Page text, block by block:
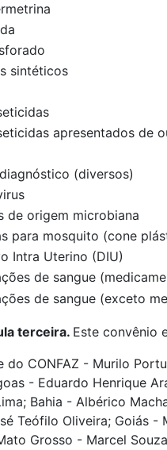
sintéticos
apresentados de
(diversos)
de origem microbiana
para mosquito (cone
Intra Uterino (DIU)
de sangue
de sangue (exceto
terceira. Este convênio
do CONFAZ - Murilo
- Eduardo Henrique
Bahia - Albérico
Teófilo Oliveira; Goiás -
Grosso - Marcel